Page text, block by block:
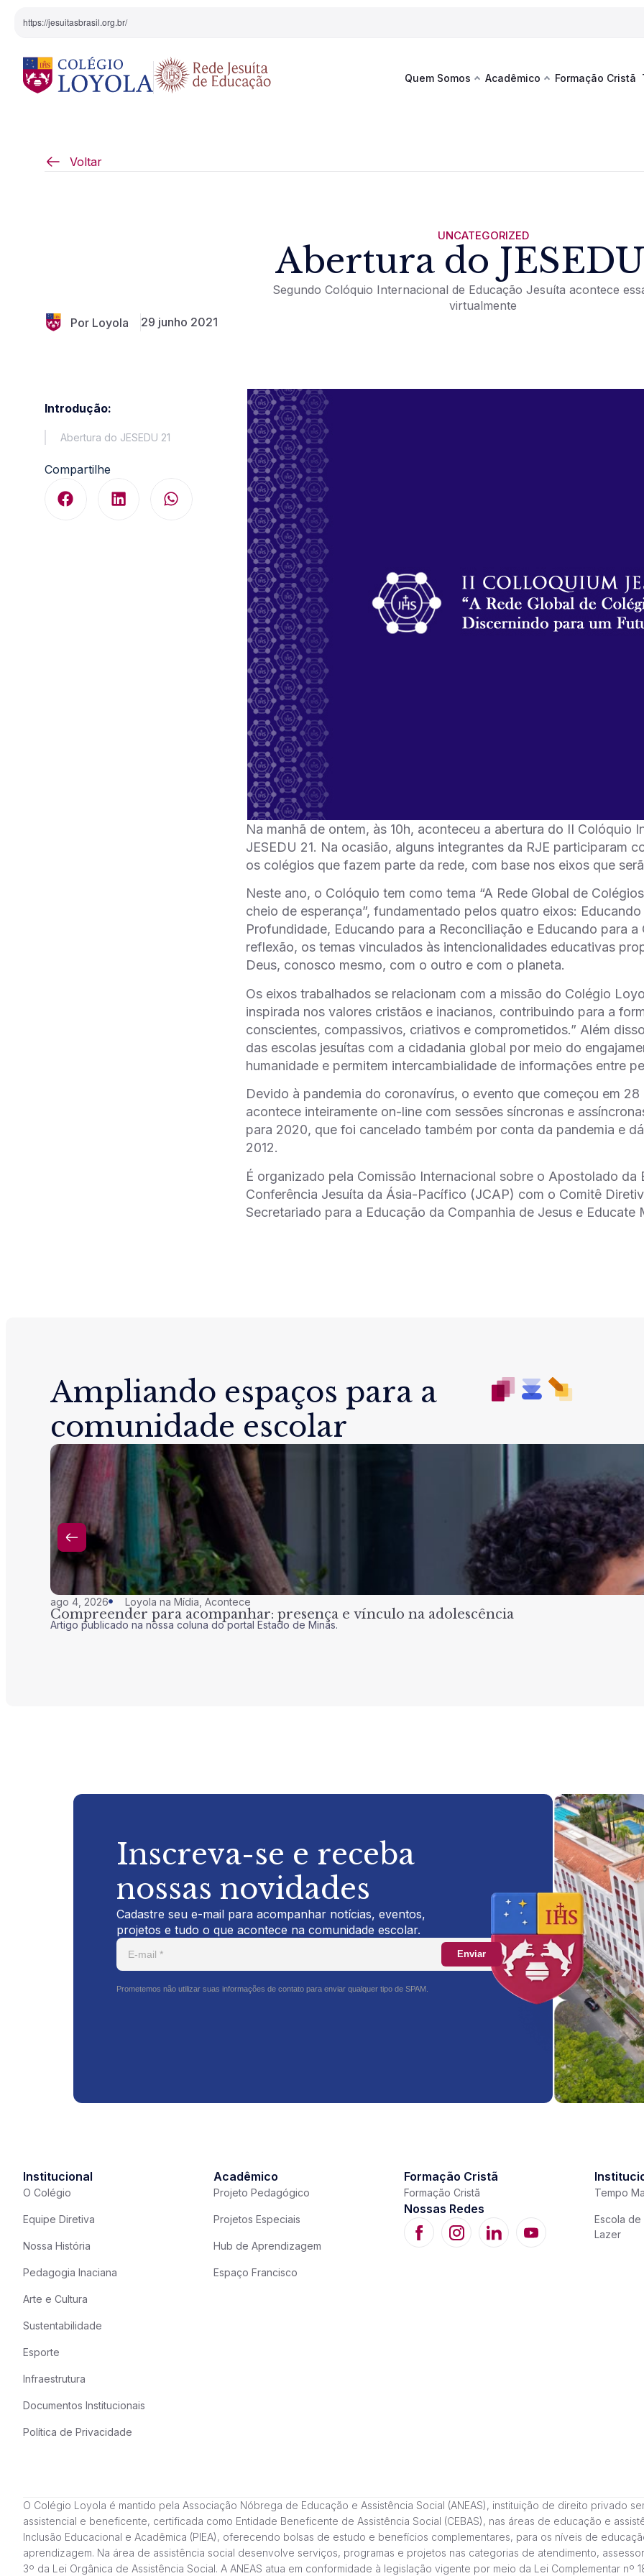
https://jesuitasbrasil.org.br/
Quem Somos
Documentos Institucionais
Acadêmico Formação Cristã
Voltar
UNCATEGORIZED
Abertura do
Segundo Colóquio Internacional de Educação Jesuíta acontece
virtualmente
Por Loyola
29 junho 2021
Introdução:
Abertura do JESEDU 21
Compartilhe
Na manhã de ontem, às 10h, aconteceu a abertura do II Colóquio
JESEDU 21. Na ocasião, alguns integrantes da RJE participaram
os colégios que fazem parte da rede, com base nos eixos que
Neste ano, o Colóquio tem como tema “A Rede Global de
cheio de esperança”, fundamentado pelos quatro eixos:
Profundidade, Educando para a Reconciliação e Educando para
reflexão, os temas vinculados às intencionalidades educativas
Deus, conosco mesmo, com o outro e com o planeta.
Os eixos trabalhados se relacionam com a missão do Colégio
inspirada nos valores cristãos e inacianos, contribuindo para a
conscientes, compassivos, criativos e comprometidos.” Além
das escolas jesuítas com a cidadania global por meio do
humanidade e permitem intercambialidade de informações entre
Devido à pandemia do coronavírus, o evento que começou em
acontece inteiramente on-line com sessões síncronas e
para 2020, que foi cancelado também por conta da pandemia e
2012.
É organizado pela Comissão Internacional sobre o Apostolado da
Conferência Jesuíta da Ásia-Pacífico (JCAP) com o Comitê
Secretariado para a Educação da Companhia de Jesus e Educate
Ampliando espaços para a
comunidade escolar
ago 4, 2026 Loyola na Mídia Acontece
Compreender para acompanhar: presença e vínculo na adolescência
Artigo publicado na nossa coluna do portal Estado de Minas.
Inscreva-se e receba
nossas novidades
Cadastre seu e-mail para acompanhar notícias, eventos,
projetos e tudo o que acontece na comunidade escolar.
Enviar
Prometemos não utilizar suas informações de contato para enviar qualquer tipo de SPAM.
Institucional
O Colégio
Equipe Diretiva
Nossa História
Pedagogia Inaciana
Arte e Cultura
Sustentabilidade
Esporte
Infraestrutura
Documentos Institucionais
Política de Privacidade
Acadêmico
Projeto Pedagógico
Projetos Especiais
Hub de Aprendizagem
Espaço Francisco
Formação Cristã
Formação Cristã
Nossas Redes
Tempo
Escola de
Lazer
O Colégio Loyola é mantido pela Associação Nóbrega de Educação e Assistência Social (ANEAS), instituição de direito privado
assistencial e beneficente, certificada como Entidade Beneficente de Assistência Social (CEBAS), nas áreas de educação e
Inclusão Educacional e Acadêmica (PIEA), oferecendo bolsas de estudo e benefícios complementares, para os níveis de
aprendizagem. Na área de assistência social desenvolve serviços, programas e projetos nas categorias de atendimento,
3º da Lei Orgânica de Assistência Social. A ANEAS atua em conformidade à legislação vigente por meio da Lei Complementar nº